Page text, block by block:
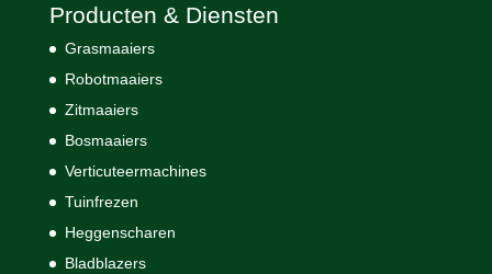
Producten & Diensten
Grasmaaiers
Robotmaaiers
Zitmaaiers
Bosmaaiers
Verticuteermachines
Tuinfrezen
Heggenscharen
Bladblazers